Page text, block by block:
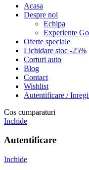
Acasa
Despre noi
Echipa
Experiente
Oferte speciale
Lichidare stoc -25%
Corturi auto
Blog
Contact
Wishlist
Autentificare /
Cos cumparaturi
Inchide
Autentificare
Inchide